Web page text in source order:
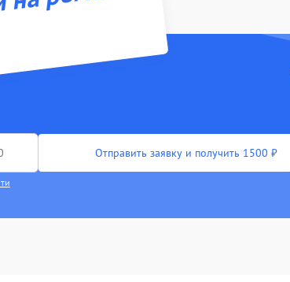
Отправить заявку и получить 1500 ₽